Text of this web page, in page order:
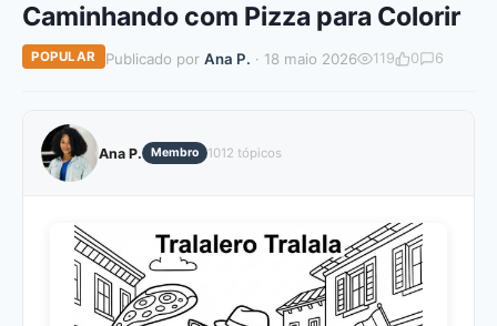
Caminhando com Pizza para Colorir
POPULAR Publicado por Ana P. · 18 maio 2026 119 0 6
Ana P. Membro 1012 tópicos